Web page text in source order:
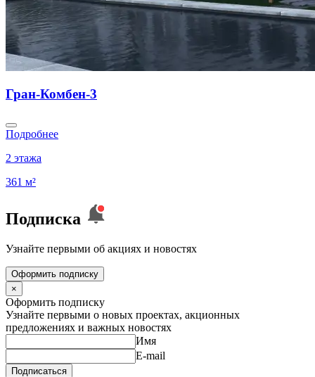
Гран-Комбен-3
Подробнее
2 этажа
361 м²
Подписка
Узнайте первыми об акциях и новостях
Оформить подписку
×
Оформить подписку
Узнайте первыми о новых проектах, акционных
предложениях и важных новостях
Имя
E-mail
Подписаться